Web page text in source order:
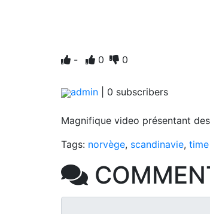
- 0 0
admin 0 subscribers
Magnifique video présentant
Tags: norvège, scandinavie,